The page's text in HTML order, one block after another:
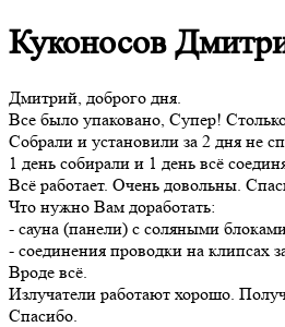
Куконосов
Дмитрий, доброго дня.
Все было упаковано, Супер!
Собрали и установили за 2 дня не
1 день собирали и 1 день всё
Всё работает. Очень довольны.
Что нужно Вам доработать:
- сауна (панели) с соляными
- соединения проводки на клипсах
Вроде всё.
Излучатели работают хорошо.
Спасибо.